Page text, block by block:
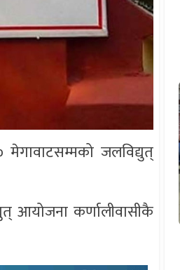
जलविद्युत्
आयोजना कर्णालीवासीकै